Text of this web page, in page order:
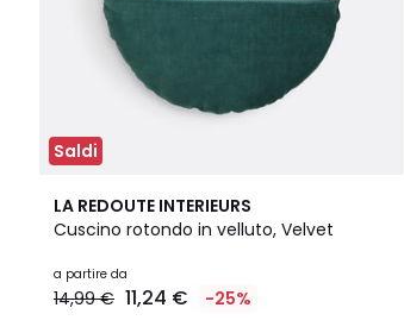
Saldi
LA REDOUTE INTERIEURS
Cuscino rotondo in velluto, Velvet
a partire da
14,99 € 11,24 € -25%
4,5
/ 5
9
Colori